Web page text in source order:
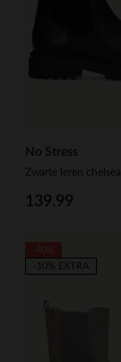
No Stress
Zwarte leren
139.99
-10% EXTRA